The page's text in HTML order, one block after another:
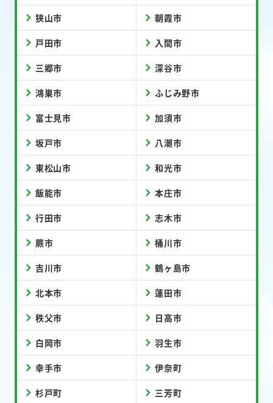
狭山市 朝霞市
戸田市 入間市
三郷市 深谷市
鴻巣市 ふじみ野市
富士見市 加須市
坂戸市 八潮市
東松山市 和光市
飯能市 本庄市
行田市 志木市
蕨市 桶川市
吉川市 鶴ヶ島市
北本市 蓮田市
秩父市 日高市
白岡市 羽生市
幸手市 伊奈町
杉戸町 三芳町